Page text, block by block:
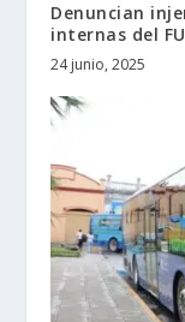
Denuncian
internas del
24 junio, 2025